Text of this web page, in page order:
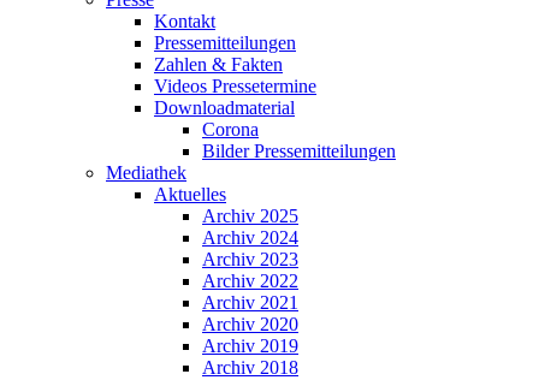
Kontakt
Pressemitteilungen
Zahlen & Fakten
Videos Pressetermine
Downloadmaterial
Corona
Bilder Pressemitteilungen
Mediathek
Aktuelles
Archiv 2025
Archiv 2024
Archiv 2023
Archiv 2022
Archiv 2021
Archiv 2020
Archiv 2019
Archiv 2018